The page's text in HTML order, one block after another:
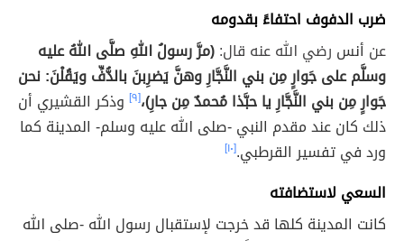
ضرب الدفوف احتفاءً بقدومه
عن أنس رضي الله عنه قال:(مرَّ رسولُ اللهِ صلَّى اللهُ عليه
وسلَّم على جَوارٍ مِن بني النَّجَّارِ وهنَّ يَضرِبنَ بالدُّفِّ ويَقُلْنَ: نحن
جَوارٍ مِن بني النَّجَّارِ يا حبَّذا مُحمدٌ مِن جارِ)،[٩]
وذكر القشيري أن
ذلك كان عند مقدم النبي -صلى الله عليه وسلم- المدينة كما
ورد في تفسير القرطبي.[١٠]
السعي لاستضافته
كانت المدينة كلها قد خرجت لإستقبال رسول الله -صلى الله